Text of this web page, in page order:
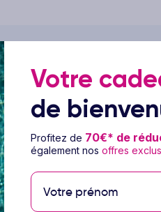
Apartamentos
Votre
de
Profitez de 70€* de
également nosoffres